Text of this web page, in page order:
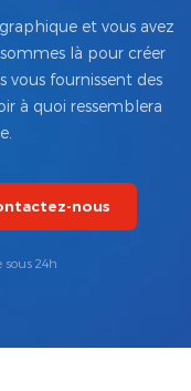
et vous avez
là pour créer
vous fournissent des
à quoi ressemblera
nous
sous 24h